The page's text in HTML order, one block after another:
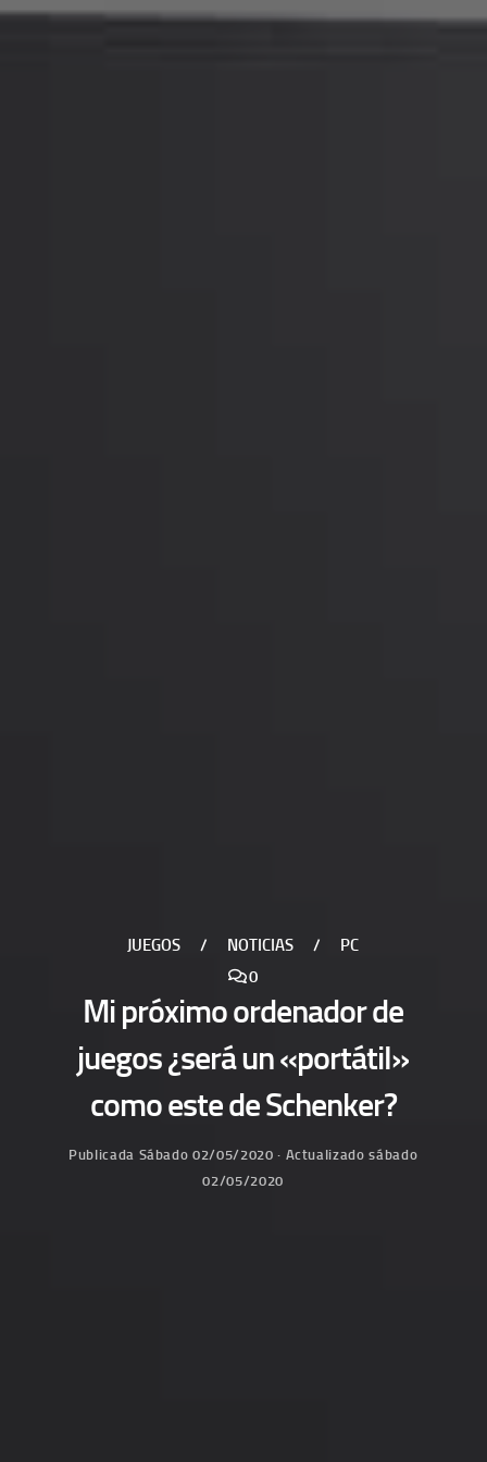
JUEGOS / NOTICIAS /
PC
0
Mi próximo ordenador de
juegos ¿será un «portátil»
como este de Schenker?
Publicada Sábado 02/05/2020 · Actualizadosábado
02/05/2020